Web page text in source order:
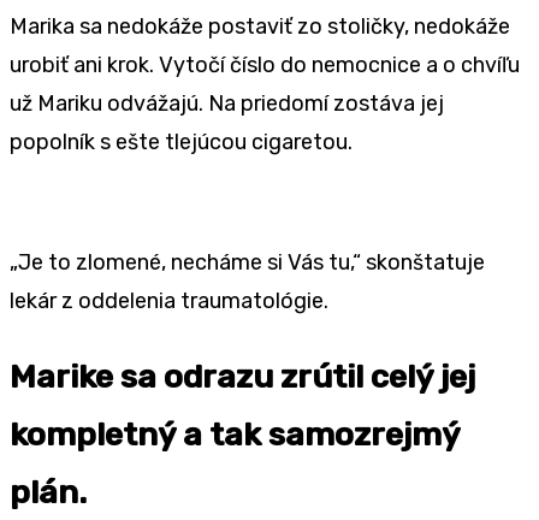
Marika sa nedokáže postaviť zo stoličky, nedokáže
urobiť ani krok. Vytočí číslo do nemocnice a o chvíľu
už Mariku odvážajú. Na priedomí zostáva jej
popolník s ešte tlejúcou cigaretou.
„Je to zlomené, necháme si Vás tu,“ skonštatuje
lekár z oddelenia traumatológie.
Marike sa odrazu zrútil celý jej
kompletný a tak samozrejmý
plán.